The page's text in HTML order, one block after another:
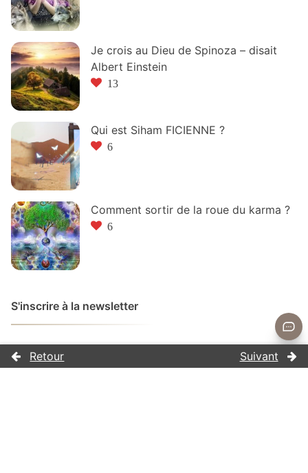
Je crois au Dieu de Spinoza – disait
Albert Einstein
13
Qui est Siham FICIENNE ?
6
Comment sortir de la roue du karma ?
6
S'inscrire à la newsletter
Pour recevoir nos actualités :